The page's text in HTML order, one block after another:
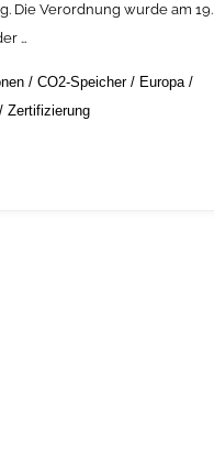
Die Verordnung wurde am 19.
…
/CO2-Speicher/ Europa /
Zertifizierung